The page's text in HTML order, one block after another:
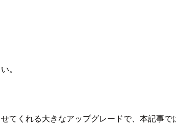
。
てくれる大きなアップグレードで、本記事